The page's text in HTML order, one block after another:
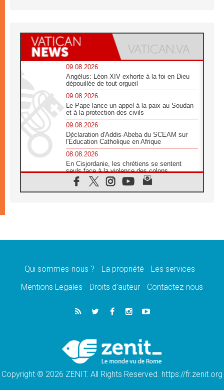
09.08.2026
Angélus: Léon XIV exhorte à la foi en Dieu
dépouillée de tout orgueil
09.08.2026
Le Pape lance un appel à la paix au Soudan
et à la protection des civils
09.08.2026
Déclaration d'Addis-Abeba du SCEAM sur
l'Éducation Catholique en Afrique
08.08.2026
En Cisjordanie, les chrétiens se sentent
seuls face à la violence des colons
08.08.2026
Léon XIV au sanctuaire de Notre Dame du
08.08.2026
08.08.2026
catholiques
Au Bangladesh, l'Église accompagne les
Dalits sur le chemin de la dignité
Philippines: le vicariat apostolique de
Calapan devient un diocèse
Qui sommes-nous ? La propriété
Les services
Mentions Legales
Droits d’auteur Contactez-nous
Copyright © 2026 ZENIT. All Rights Reserved. https://fr.zenit.org